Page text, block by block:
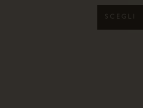
SCEGLI